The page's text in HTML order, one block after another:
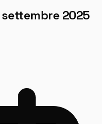
settembre 2025